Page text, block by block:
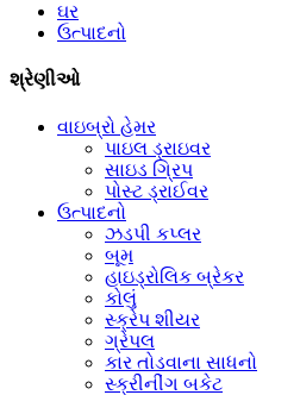
ઘર
ઉત્પાદનો
શ્રેણીઓ
વાઇબ્રો હેમર
પાઇલ ડ્રાઇવર
સાઇડ ગ્રિપ
પોસ્ટ ડ્રાઈવર
ઉત્પાદનો
ઝડપી કપ્લર
બૂમ
હાઇડ્રોલિક બ્રેકર
કોલું
સ્ક્રેપ શીયર
ગ્રેપલ
કાર તોડવાના સાધનો
સ્ક્રીનીંગ બકેટ